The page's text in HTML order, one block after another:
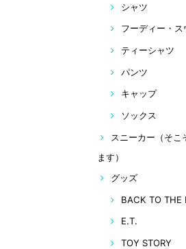
シャツ
フーディー・ス
ティーシャツ
パンツ
キャップ
ソックス
スニーカー（そこ
ます）
グッズ
BACK TO THE
E.T.
TOY STORY